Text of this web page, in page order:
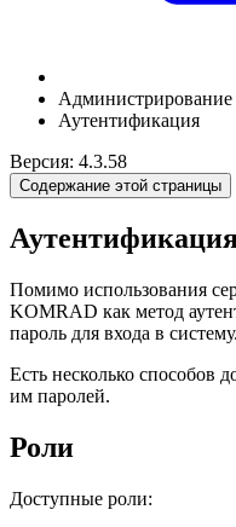
Администрирование
Аутентификация
Версия: 4.3.58
Содержание этой страницы
Помимо использования
KOMRAD как метод
пароль для входа в систему.
Есть несколько способов
им паролей.
Роли
Доступные роли: